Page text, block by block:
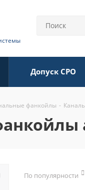
Допуск СРО
фанкойлы -
По популярности